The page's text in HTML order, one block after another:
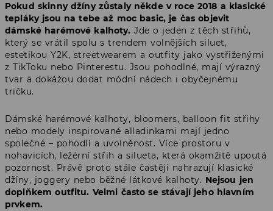
Pokud skinny džíny zůstaly někde v roce 2018 a klasické
tepláky jsou na tebe až moc basic, je čas objevit
dámské harémové kalhoty. Jde o jeden z těch střihů,
který se vrátil spolu s trendem volnějších siluet,
estetikou Y2K, streetwearem a outfity jako vystřiženými
z TikToku nebo Pinterestu. Jsou pohodlné, mají výrazný
tvar a dokážou dodat módní nádech i obyčejnému
tričku.
Dámské harémové kalhoty, bloomers, balloon fit střihy
nebo modely inspirované alladinkami mají jedno
společné – pohodlí a uvolněnost. Více prostoru v
nohavicích, ležérní střih a silueta, která okamžitě upoutá
pozornost. Právě proto stále častěji nahrazují klasické
džíny, joggery nebo běžné látkové kalhoty. Nejsou jen
doplňkem outfitu. Velmi často se stávají jeho hlavním
prvkem.